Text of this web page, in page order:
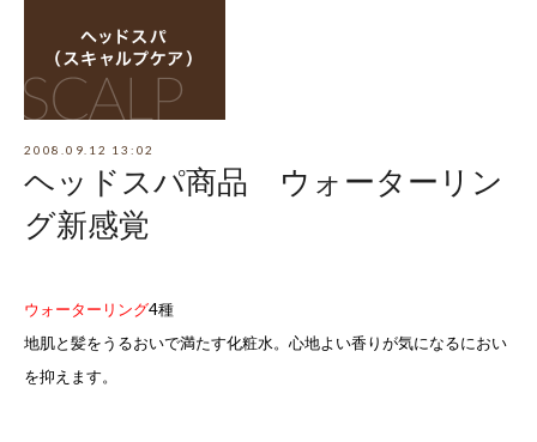
2008.09.12 13:02
ヘッドスパ商品 ウォーターリン
グ新感覚
ウォーターリング4種
地肌と髪をうるおいで満たす化粧水。心地よい香りが気になるにおい
を抑えます。